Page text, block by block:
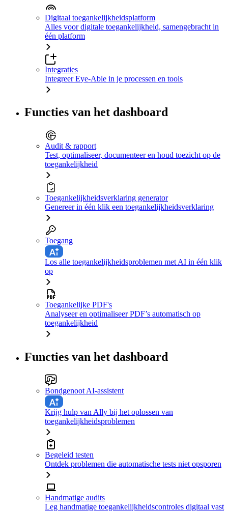
Digitaal toegankelijkheidsplatform
Alles voor digitale toegankelijkheid, samengebracht in
één platform
Integraties
Integreer Eye-Able in je processen en tools
Functies van het dashboard
Audit & rapport
Test, optimaliseer, documenteer en houd toezicht op de
toegankelijkheid
Toegankelijkheidsverklaring generator
Genereer in één klik een toegankelijkheidsverklaring
Toegang
Los alle toegankelijkheidsproblemen met AI in één klik
op
Toegankelijke PDF's
Analyseer en optimaliseer PDF’s automatisch op
toegankelijkheid
Functies van het dashboard
Bondgenoot AI-assistent
Krijg hulp van Ally bij het oplossen van
toegankelijkheidsproblemen
Begeleid testen
Ontdek problemen die automatische tests niet opsporen
Handmatige audits
Leg handmatige toegankelijkheidscontroles digitaal vast